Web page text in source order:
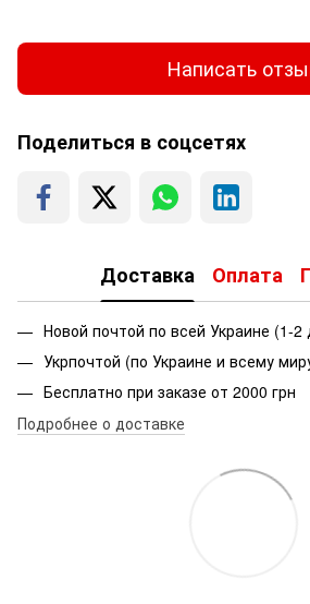
Написать
Поделиться в соцсетях
Доставка Оплата
Новой почтой по всей Украине (1-2
Укрпочтой (по Украине и всему
Бесплатно при заказе от 2000 грн
Подробнее о доставке